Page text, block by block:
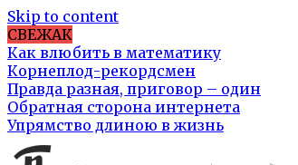
Skip to content
СВЕЖАК
Как влюбить в математику
Корнеплод-рекордсмен
Правда разная, приговор – один
Обратная сторона интернета
Упрямство длиною в жизнь